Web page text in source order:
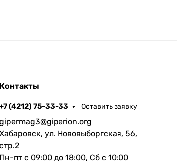
Контакты
+7 (4212) 75-33-33 Оставить заявку
gipermag3@giperion.org
Хабаровск, ул. Нововыборгская, 56,
стр.2
Пн-пт с 09:00 до 18:00, Сб с 10:00